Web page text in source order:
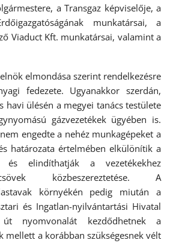
a Transgaz képviselője, a
munkatársai, a
Viaduct Kft. munkatársai, valamint a
elmondása szerint rendelkezésre
fedezete. Ugyanakkor szerdán,
havi ülésén a megyei tanács testülete
gázvezetékek ügyében is.
engedte a nehéz munkagépeket a
határozata értelmében elkülönítik a
és elindíthatják a vezetékekhez
közbeszereztetése. A
környékén pedig miután a
és Ingatlan-nyilvántartási Hivatal
nyomvonalát kezdődhetnek a
mellett a korábban szükségesnek vélt